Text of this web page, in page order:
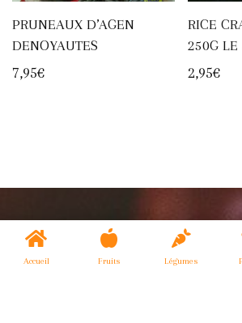
PRUNEAUX D’AGEN
DENOYAUTES
7,95€
RICE
250G LE
2,95€
Primeurs Monge - Réalisé par
Accueil Fruits Légumes